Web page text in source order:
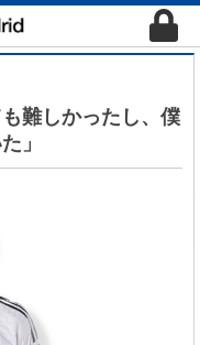
難しかったし、僕
」